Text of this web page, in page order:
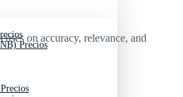
Precios
on accuracy, relevance, and